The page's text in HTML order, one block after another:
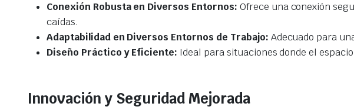
Conexión Robusta en Diversos Entornos: Ofrece una conexión
caídas.
Adaptabilidad en Diversos Entornos de Trabajo: Adecuado para
Diseño Práctico y Eficiente: Ideal para situaciones donde el
Innovación y Seguridad Mejorada